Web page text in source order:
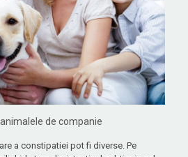
de companie
a constipatiei pot fi diverse. Pe